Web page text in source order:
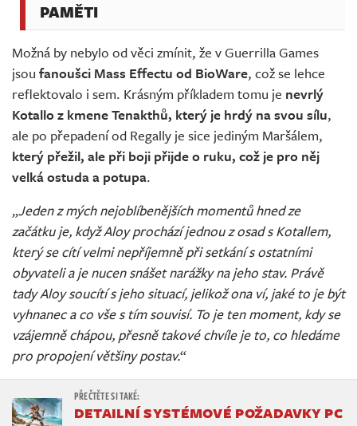
PAMĚTI
Možná by nebylo od věci zmínit, že v Guerrilla Games
jsou fanoušci Mass Effectu od BioWare, což se lehce
reflektovalo i sem. Krásným příkladem tomu je nevrlý
Kotallo z kmene Tenakthů, který je hrdý na svou sílu,
ale po přepadení od Regally je sice jediným Maršálem,
který přežil, ale při boji přijde o ruku, což je pro něj
velká ostuda a potupa.
„Jeden z mých nejoblíbenějších momentů hned ze
začátku je, když Aloy prochází jednou z osad s Kotallem,
který se cítí velmi nepříjemně při setkání s ostatními
obyvateli a je nucen snášet narážky na jeho stav. Právě
tady Aloy soucítí s jeho situací, jelikož ona ví, jaké to je být
vyhnanec a co vše s tím souvisí. To je ten moment, kdy se
vzájemně chápou, přesně takové chvíle je to, co hledáme
pro propojení většiny postav.“
DETAILNÍ SYSTÉMOVÉ POŽADAVKY PC